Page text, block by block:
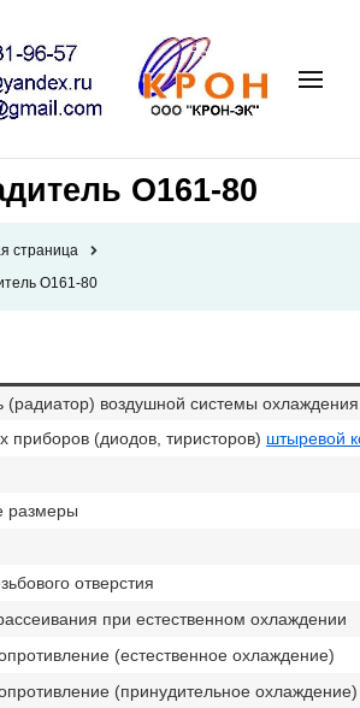
О161-80
страница
О161-80
(радиатор) воздушной системы охлаждения
приборов (диодов, тиристоров) штыревой
размеры
отверстия
при естественном охлаждении
(естественное охлаждение)
(принудительное охлаждение)